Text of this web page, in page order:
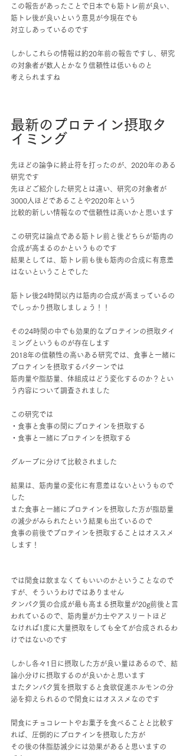
この報告があったことで日本でも筋トレ前が良い、
筋トレ後が良いという意見が今現在でも
対立しあっているのです
しかしこれらの情報は約20年前の報告ですし、研究
の対象者が数人とかなり信頼性は低いものと
考えられますね
最新のプロテイン摂取タ
イミング
先ほどの論争に終止符を打ったのが、2020年のある
研究です
先ほどご紹介した研究とは違い、研究の対象者が
3000人ほどであることや2020年という
比較的新しい情報なので信頼性は高いかと思います
この研究は論点である筋トレ前と後どちらが筋肉の
合成が高まるのかというものです
結果としては、筋トレ前も後も筋肉の合成に有意差
はないということでした
筋トレ後24時間以内は筋肉の合成が高まっているの
でしっかり摂取しましょう！！
その24時間の中でも効果的なプロテインの摂取タイ
ミングというものが存在します
2018年の信頼性の高いある研究では、食事と一緒に
プロテインを摂取するパターンでは
筋肉量や脂肪量、体組成はどう変化するのか？とい
う内容について調査されました
この研究では
・食事と食事の間にプロテインを摂取する
・食事と一緒にプロテインを摂取する
グループに分けて比較されました
結果は、筋肉量の変化に有意差はないというもので
した
また食事と一緒にプロテインを摂取した方が脂肪量
の減少がみられたという結果も出ているので
食事の前後でプロテインを摂取することはオススメ
します！
では間食は飲まなくてもいいのかということなので
すが、そういうわけではありません
タンパク質の合成が最も高まる摂取量が20g前後と言
われているので、筋肉量が力士やアスリートほど
なければ1度に大量摂取をしても全てが合成されるわ
けではないのです
しかし各々1日に摂取した方が良い量はあるので、結
論小分けに摂取するのが良いかと思います
またタンパク質を摂取すると食欲促進ホルモンの分
泌を抑えられるので間食にはオススメなのです
間食にチョコレートやお菓子を食べることと比較す
れば、圧倒的にプロテインを摂取した方が
その後の体脂肪減少には効果があると思いますの